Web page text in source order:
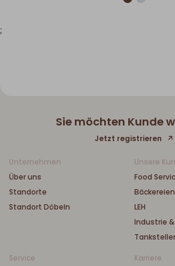
;
Sie möchten Kunde
Jetzt registrieren
Unternehmen
Über uns
Standorte
Standort Döbeln
Unsere
Food
Bäckereien
LEH
Industrie
Service Karriere